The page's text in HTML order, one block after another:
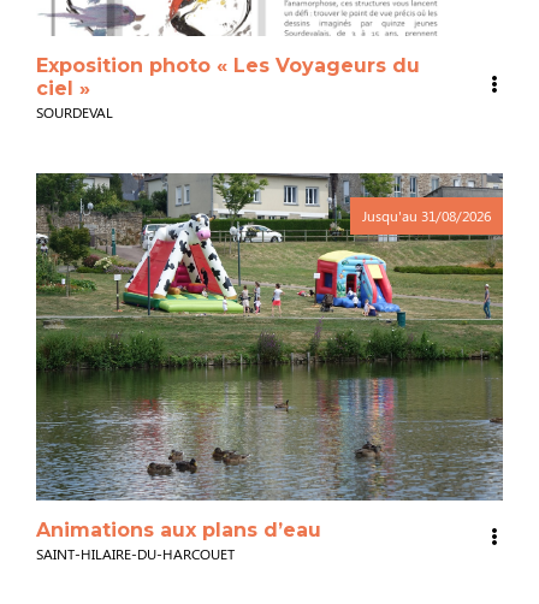
Exposition photo « Les Voyageurs du
ciel »
SOURDEVAL
Jusqu'au 31/08/2026
Animations aux plans d’eau
SAINT-HILAIRE-DU-HARCOUET